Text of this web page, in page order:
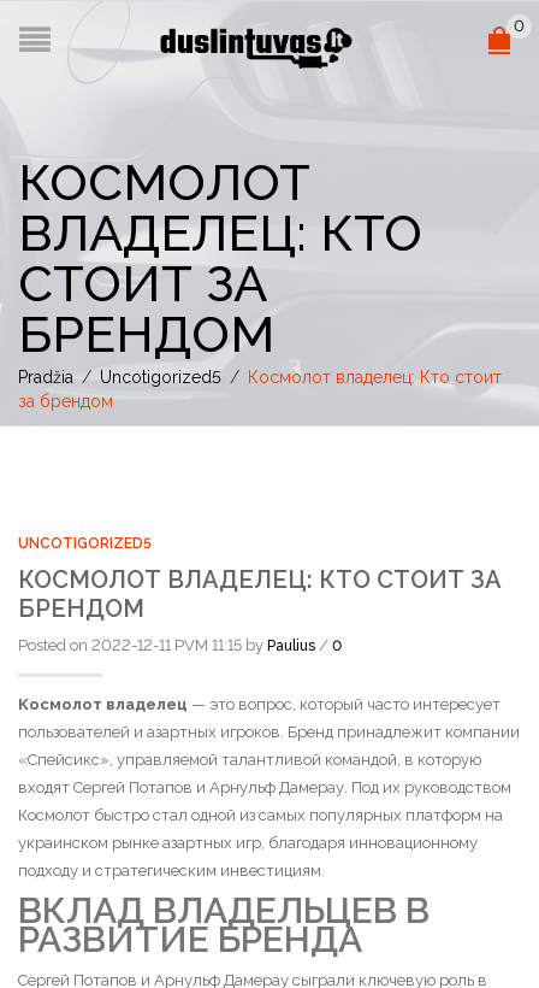
0
КОСМОЛОТ
ВЛАДЕЛЕЦ: КТО
СТОИТ ЗА
БРЕНДОМ
Pradžia / Uncotigorized5 / Космолот владелец: Кто стоит
за брендом
UNCOTIGORIZED5
КОСМОЛОТ ВЛАДЕЛЕЦ: КТО СТОИТ ЗА
БРЕНДОМ
Posted on 2022-12-11 PVM 11:15 by Paulius / 0
Космолот владелец — это вопрос, который часто интересует
пользователей и азартных игроков. Бренд принадлежит компании
«Спейсикс», управляемой талантливой командой, в которую
входят Сергей Потапов и Арнульф Дамерау. Под их руководством
Космолот быстро стал одной из самых популярных платформ на
украинском рынке азартных игр, благодаря инновационному
подходу и стратегическим инвестициям.
ВКЛАД ВЛАДЕЛЬЦЕВ В
РАЗВИТИЕ БРЕНДА
Сергей Потапов и Арнульф Дамерау сыграли ключевую роль в